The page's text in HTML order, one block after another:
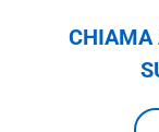
CHIAMA